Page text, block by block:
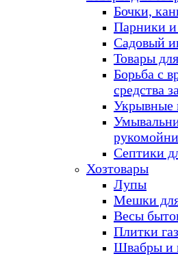
Бочки,
Парники
Садовый
Товары
Борьба с
средства
Укрывные
Септики
Хозтовары
Лупы
Мешки
Весы
Плитки
Швабры и